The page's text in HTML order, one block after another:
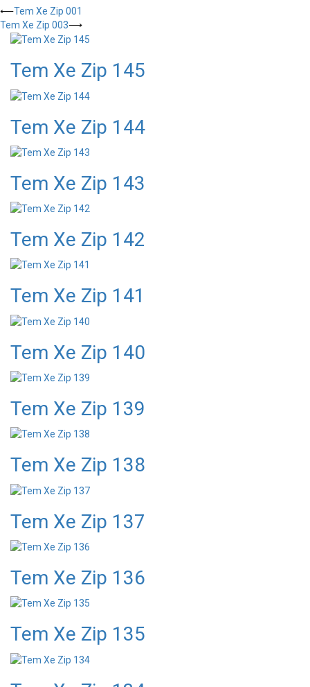
⟵Tem Xe Zip 001
Tem Xe Zip 003⟶
Tem Xe Zip 145
Tem Xe Zip 144
Tem Xe Zip 143
Tem Xe Zip 142
Tem Xe Zip 141
Tem Xe Zip 140
Tem Xe Zip 139
Tem Xe Zip 138
Tem Xe Zip 137
Tem Xe Zip 136
Tem Xe Zip 135